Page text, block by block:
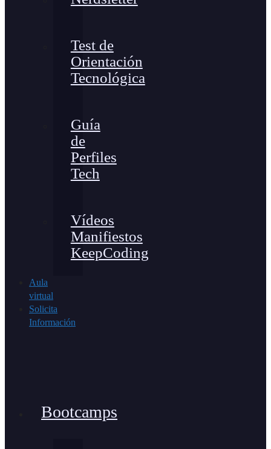
Test de
Orientación
Tecnológica
Guía
de
Perfiles
Tech
Vídeos
Manifiestos
KeepCoding
Aula
virtual
Solicita
Información
Bootcamps